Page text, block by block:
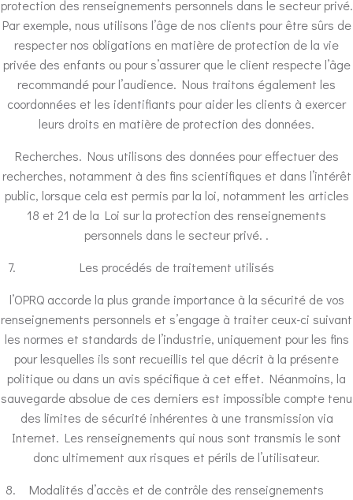
protection des renseignements personnels dans le secteur privé.
Par exemple, nous utilisons l’âge de nos clients pour être sûrs de
respecter nos obligations en matière de protection de la vie
privée des enfants ou pour s’assurer que le client respecte l’âge
recommandé pour l’audience. Nous traitons également les
coordonnées et les identifiants pour aider les clients à exercer
leurs droits en matière de protection des données.
Recherches. Nous utilisons des données pour effectuer des
recherches, notamment à des fins scientifiques et dans l’intérêt
public, lorsque cela est permis par la loi, notamment les articles
18 et 21 de la Loi sur la protection des renseignements
personnels dans le secteur privé. .
Les procédés de traitement utilisés
l’OPRQ accorde la plus grande importance à la sécurité de vos
renseignements personnels et s’engage à traiter ceux-ci suivant
les normes et standards de l’industrie, uniquement pour les fins
pour lesquelles ils sont recueillis tel que décrit à la présente
politique ou dans un avis spécifique à cet effet. Néanmoins, la
sauvegarde absolue de ces derniers est impossible compte tenu
des limites de sécurité inhérentes à une transmission via
Internet. Les renseignements qui nous sont transmis le sont
donc ultimement aux risques et périls de l’utilisateur.
Modalités d’accès et de contrôle des renseignements